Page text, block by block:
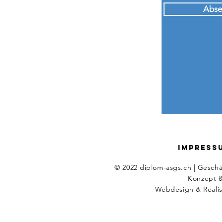
© 2022 diplom-asgs.ch |
Konzept
Webdesign &